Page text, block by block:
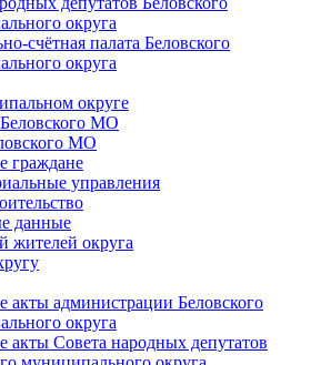
округа
счётная палата Беловского
округа
округе
МО
МО
граждане
управления
данные
жителей округа
акты администрации Беловского
округа
акты Совета народных депутатов